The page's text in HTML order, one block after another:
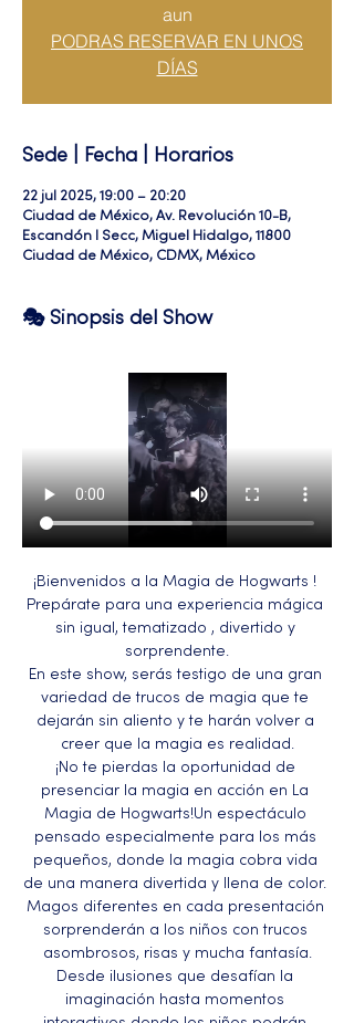
aun
PODRAS RESERVAR EN UNOS
DÍAS
Sede | Fecha | Horarios
22 jul 2025, 19:00 – 20:20
Ciudad de México, Av. Revolución 10-B,
Escandón I Secc, Miguel Hidalgo, 11800
Ciudad de México, CDMX, México
🎭 Sinopsis del Show
¡Bienvenidos a la Magia de Hogwarts !
Prepárate para una experiencia mágica
sin igual, tematizado , divertido y
sorprendente.
En este show, serás testigo de una gran
variedad de trucos de magia que te
dejarán sin aliento y te harán volver a
creer que la magia es realidad.
¡No te pierdas la oportunidad de
presenciar la magia en acción en La
Magia de Hogwarts!Un espectáculo
pensado especialmente para los más
pequeños, donde la magia cobra vida
de una manera divertida y llena de color.
Magos diferentes en cada presentación
sorprenderán a los niños con trucos
asombrosos, risas y mucha fantasía.
Desde ilusiones que desafían la
imaginación hasta momentos